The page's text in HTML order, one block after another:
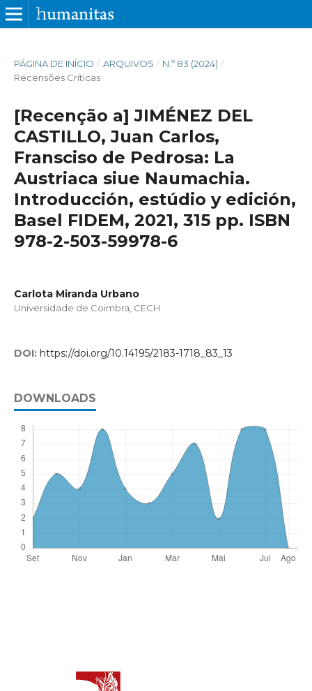
PÁGINA DE INÍCIO / ARQUIVOS / N.º 83 (2024) /
Recensões Críticas
[Recenção a] JIMÉNEZ DEL
CASTILLO, Juan Carlos,
Fransciso de Pedrosa: La
Austriaca siue Naumachia.
Introducción, estúdio y edición,
Basel FIDEM, 2021, 315 pp. ISBN
978-2-503-59978-6
Carlota Miranda Urbano
Universidade de Coimbra, CECH
DOI: https://doi.org/10.14195/2183-1718_83_13
DOWNLOADS